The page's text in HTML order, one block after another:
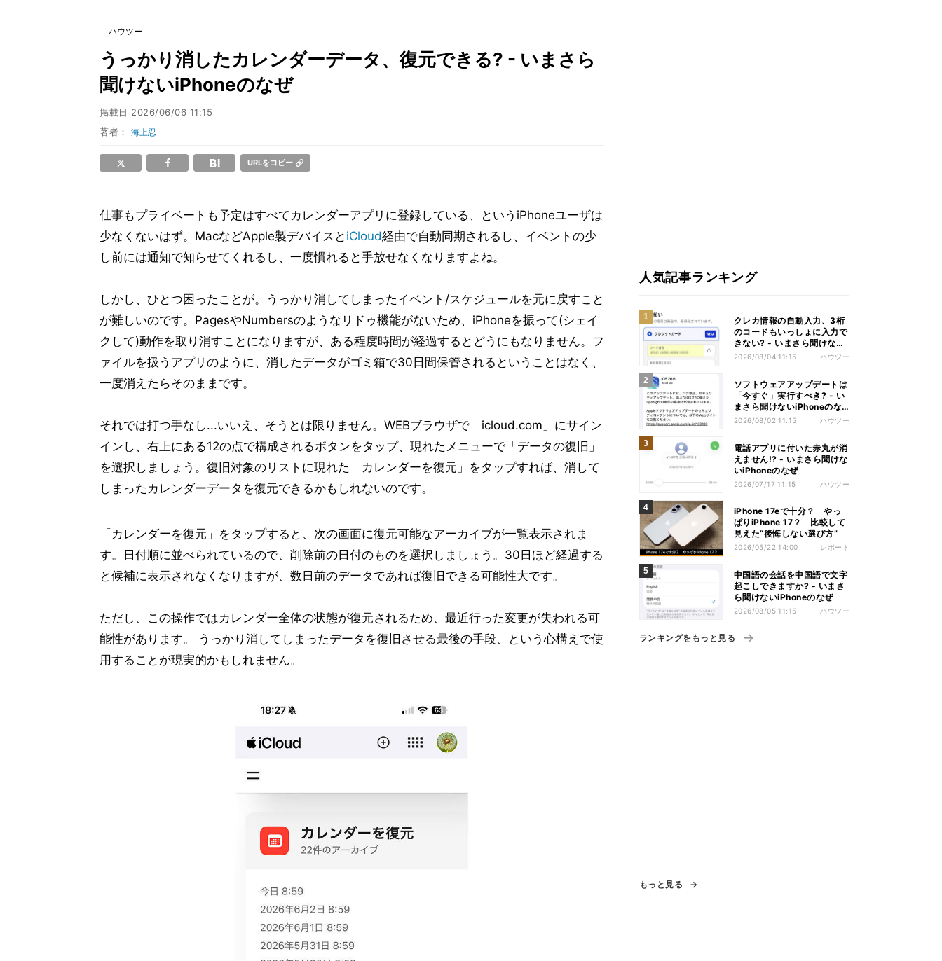
ハウツー
うっかり消したカレンダーデータ、復元できる? - いまさら
聞けないiPhoneのなぜ
掲載日 2026/06/06 11:15
著者：海上忍
URLをコピー
仕事もプライベートも予定はすべてカレンダーアプリに登録している、というiPhoneユーザは
少なくないはず。MacなどApple製デバイスと iCloud経由で自動同期されるし、イベントの少
し前には通知で知らせてくれるし、一度慣れると手放せなくなりますよね。
しかし、ひとつ困ったことが。うっかり消してしまったイベント/スケジュールを元に戻すこと
が難しいのです。PagesやNumbersのようなリドゥ機能がないため、iPhoneを振って(シェイ
クして)動作を取り消すことになりますが、ある程度時間が経過するとどうにもなりません。フ
ァイルを扱うアプリのように、消したデータがゴミ箱で30日間保管されるということはなく、
一度消えたらそのままです。
それでは打つ手なし...いいえ、そうとは限りません。WEBブラウザで「icloud.com」にサイン
インし、右上にある12の点で構成されるボタンをタップ、現れたメニューで「データの復旧」
を選択しましょう。復旧対象のリストに現れた「カレンダーを復元」をタップすれば、消して
しまったカレンダーデータを復元できるかもしれないのです。
「カレンダーを復元」をタップすると、次の画面に復元可能なアーカイブが一覧表示されま
す。日付順に並べられているので、削除前の日付のものを選択しましょう。30日ほど経過する
と候補に表示されなくなりますが、数日前のデータであれば復旧できる可能性大です。
ただし、この操作ではカレンダー全体の状態が復元されるため、最近行った変更が失われる可
能性があります。 うっかり消してしまったデータを復旧させる最後の手段、という心構えで使
用することが現実的かもしれません。
人気記事ランキング
クレカ情報の自動入力、3桁
のコードもいっしょに入力で
きない? - いまさら聞けない
iPhoneのなぜ
2026/08/04 11:15 ハウツー
ソフトウェアアップデートは
「今すぐ」実行すべき? - い
まさら聞けないiPhoneのな
ぜ
2026/08/02 11:15 ハウツー
電話アプリに付いた赤丸が消
えません!? - いまさら聞けな
いiPhoneのなぜ
2026/07/17 11:15 ハウツー
iPhone 17eで十分？ やっ
ぱりiPhone 17？ 比較して
見えた“後悔しない選び方”
2026/05/22 14:00 レポート
中国語の会話を中国語で文字
起こしできますか? - いまさ
ら聞けないiPhoneのなぜ
2026/08/05 11:15 ハウツー
ランキングをもっと見る
もっと見る